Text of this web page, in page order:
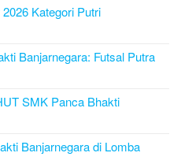
Kategori Putri
Banjarnegara: Futsal Putra
SMK Panca Bhakti
Banjarnegara di Lomba